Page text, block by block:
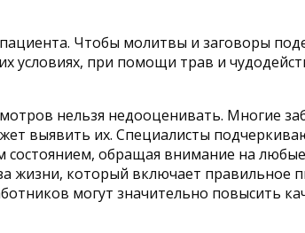
Чтобы молитвы и заговоры
при помощи трав и
нельзя недооценивать. Многие
выявить их. Специалисты
обращая внимание на
жизни, который включает правильное
могут значительно повысить